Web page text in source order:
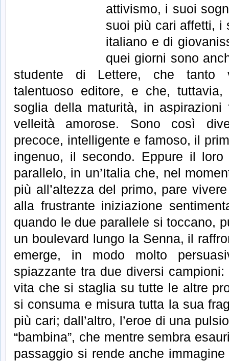
attivismo, i suoi
suoi più cari affetti, i
italiano e di
quei giorni sono
studente di Lettere, che tanto
talentuoso editore, e che,
soglia della maturità, in aspirazioni
velleità amorose. Sono così
precoce, intelligente e famoso, il
ingenuo, il secondo. Eppure il loro
parallelo, in un’Italia che, nel
più all’altezza del primo, pare
alla frustrante iniziazione
quando le due parallele si toccano,
un boulevard lungo la Senna, il
emerge, in modo molto
spiazzante tra due diversi
vita che si staglia su tutte le altre
si consuma e misura tutta la sua
più cari; dall’altro, l’eroe di una
“bambina”, che mentre sembra
passaggio si rende anche